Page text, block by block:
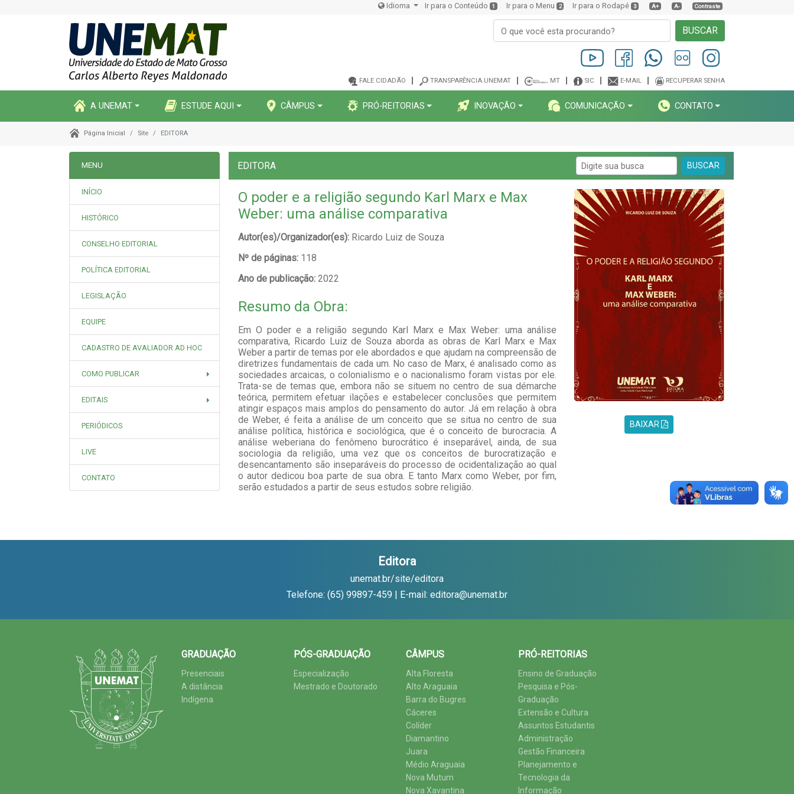
Idioma Ir para o Conteúdo 1 Ir para o Menu 2 Ir para o Rodapé 3 A+ A- Contraste
BUSCAR
FALE CIDADÃO TRANSPARÊNCIA UNEMAT MT SIC E-MAIL RECUPERAR SENHA
A UNEMAT ESTUDE AQUI CÂMPUS PRÓ-REITORIAS INOVAÇÃO COMUNICAÇÃO CONTATO
Página Inicial Site EDITORA
MENU
INÍCIO
HISTÓRICO
CONSELHO EDITORIAL
POLÍTICA EDITORIAL
LEGISLAÇÃO
EQUIPE
CADASTRO DE AVALIADOR AD HOC
COMO PUBLICAR
EDITAIS
PERIÓDICOS
LIVE
CONTATO
EDITORA BUSCAR
O poder e a religião segundo Karl Marx e Max
Weber: uma análise comparativa
Autor(es)/Organizador(es): Ricardo Luiz de Souza
Nº de páginas: 118
Ano de publicação: 2022
Resumo da Obra:
Em O poder e a religião segundo Karl Marx e Max Weber: uma análise
comparativa, Ricardo Luiz de Souza aborda as obras de Karl Marx e Max
Weber a partir de temas por ele abordados e que ajudam na compreensão de
diretrizes fundamentais de cada um. No caso de Marx, é analisado como as
sociedades arcaicas, o colonialismo e o nacionalismo foram vistas por ele.
Trata-se de temas que, embora não se situem no centro de sua démarche
teórica, permitem efetuar ilações e estabelecer conclusões que permitem
atingir espaços mais amplos do pensamento do autor. Já em relação à obra
de Weber, é feita a análise de um conceito que se situa no centro de sua
análise política, histórica e sociológica, que é o conceito de burocracia. A
análise weberiana do fenômeno burocrático é inseparável, ainda, de sua
sociologia da religião, uma vez que os conceitos de burocratização e
desencantamento são inseparáveis do processo de ocidentalização ao qual
o autor dedicou boa parte de sua obra. E tanto Marx como Weber, por fim,
serão estudados a partir de seus estudos sobre religião.
BAIXAR
Editora
unemat.br/site/editora
Telefone: (65) 99897-459 | E-mail: editora@unemat.br
GRADUAÇÃO
Presenciais
A distância
Indígena
PÓS-GRADUAÇÃO
Especialização
Mestrado e Doutorado
CÂMPUS
Alta Floresta
Alto Araguaia
Barra do Bugres
Cáceres
Colíder
Diamantino
Juara
Médio Araguaia
Nova Mutum
Nova Xavantina
PRÓ-REITORIAS
Ensino de Graduação
Pesquisa e Pós-
Graduação
Extensão e Cultura
Assuntos Estudantis
Administração
Gestão Financeira
Planejamento e
Tecnologia da
Informação